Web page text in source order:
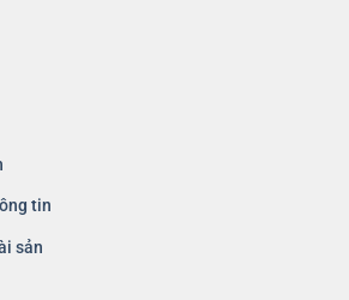
tin
sản